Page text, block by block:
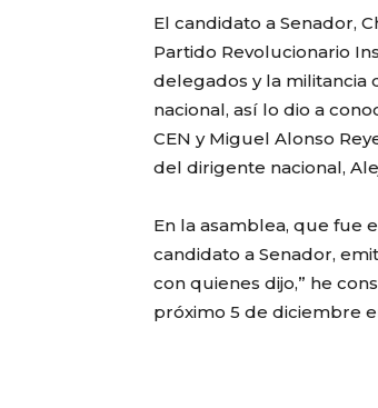
El candidato a Senador,
Partido Revolucionario
delegados y la militancia
nacional, así lo dio a
CEN y Miguel Alonso
del dirigente nacional,
En la asamblea, que fue
candidato a Senador,
con quienes dijo,” he
próximo 5 de diciembre